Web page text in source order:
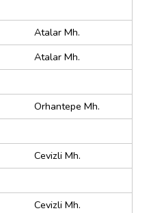
Atalar Mh.
Atalar Mh.
Orhantepe Mh.
Cevizli Mh.
Cevizli Mh.